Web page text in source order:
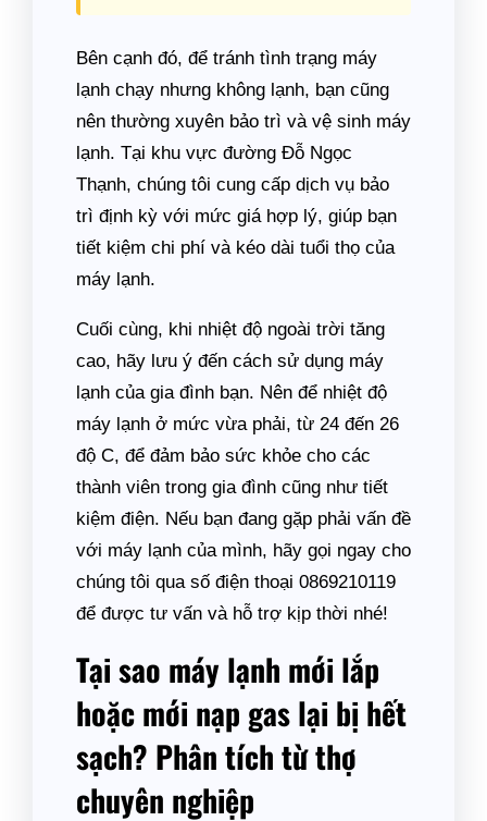
Bên cạnh đó, để tránh tình trạng máy
lạnh chạy nhưng không lạnh, bạn cũng
nên thường xuyên bảo trì và vệ sinh máy
lạnh. Tại khu vực đường Đỗ Ngọc
Thạnh, chúng tôi cung cấp dịch vụ bảo
trì định kỳ với mức giá hợp lý, giúp bạn
tiết kiệm chi phí và kéo dài tuổi thọ của
máy lạnh.
Cuối cùng, khi nhiệt độ ngoài trời tăng
cao, hãy lưu ý đến cách sử dụng máy
lạnh của gia đình bạn. Nên để nhiệt độ
máy lạnh ở mức vừa phải, từ 24 đến 26
độ C, để đảm bảo sức khỏe cho các
thành viên trong gia đình cũng như tiết
kiệm điện. Nếu bạn đang gặp phải vấn đề
với máy lạnh của mình, hãy gọi ngay cho
chúng tôi qua số điện thoại 0869210119
để được tư vấn và hỗ trợ kịp thời nhé!
Tại sao máy lạnh mới lắp
hoặc mới nạp gas lại bị hết
sạch? Phân tích từ thợ
chuyên nghiệp